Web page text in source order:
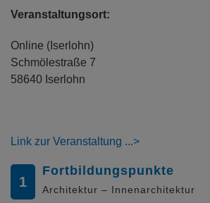
Veranstaltungsort:
Online (Iserlohn)
Schmölestraße 7
58640 Iserlohn
Link zur Veranstaltung
1
Fortbildungspunkte
Architektur – Innenarchitektur